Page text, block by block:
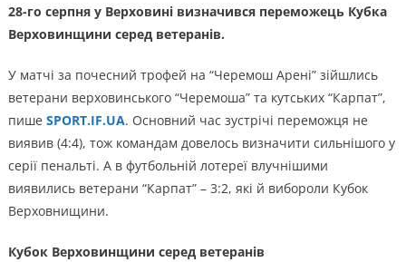
28-го серпня у Верховині визначився переможець Кубка
Верховинщини серед ветеранів.
У матчі за почесний трофей на “Черемош Арені” зійшлись
ветерани верховинського “Черемоша” та кутських “Карпат”,
пише SPORT.IF.UA. Основний час зустрічі переможця не
виявив (4:4), тож командам довелось визначити сильнішого у
серії пенальті. А в футбольній лотереї влучнішими
виявились ветерани “Карпат” – 3:2, які й вибороли Кубок
Верховнищини.
Кубок Верховинщини серед ветеранів